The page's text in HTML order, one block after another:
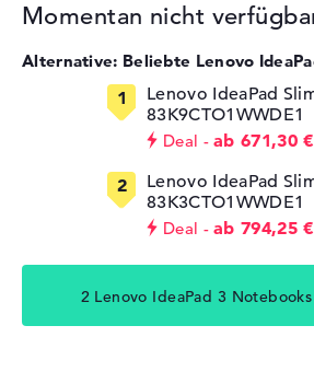
Momentan nicht
Alternative: Beliebte Lenovo
Lenovo IdeaPad
83K9CTO1WWDE1
Deal
ab 671,30 €
Lenovo IdeaPad
83K3CTO1WWDE1
Deal ab 794,25 €
2 Lenovo IdeaPad 3